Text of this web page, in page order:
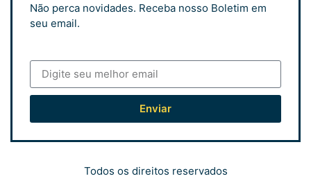
Não perca novidades. Receba nosso Boletim em
seu email.
Enviar
Todos os direitos reservados